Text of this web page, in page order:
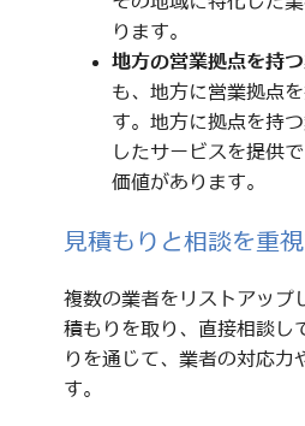
ります。
地方の営業拠点を持
も、地方に営業拠点
す。地方に拠点を持
したサービスを提供
価値があります。
見積もりと相談を重
複数の業者をリストアップ
積もりを取り、直接相談し
りを通じて、業者の対応力
す。